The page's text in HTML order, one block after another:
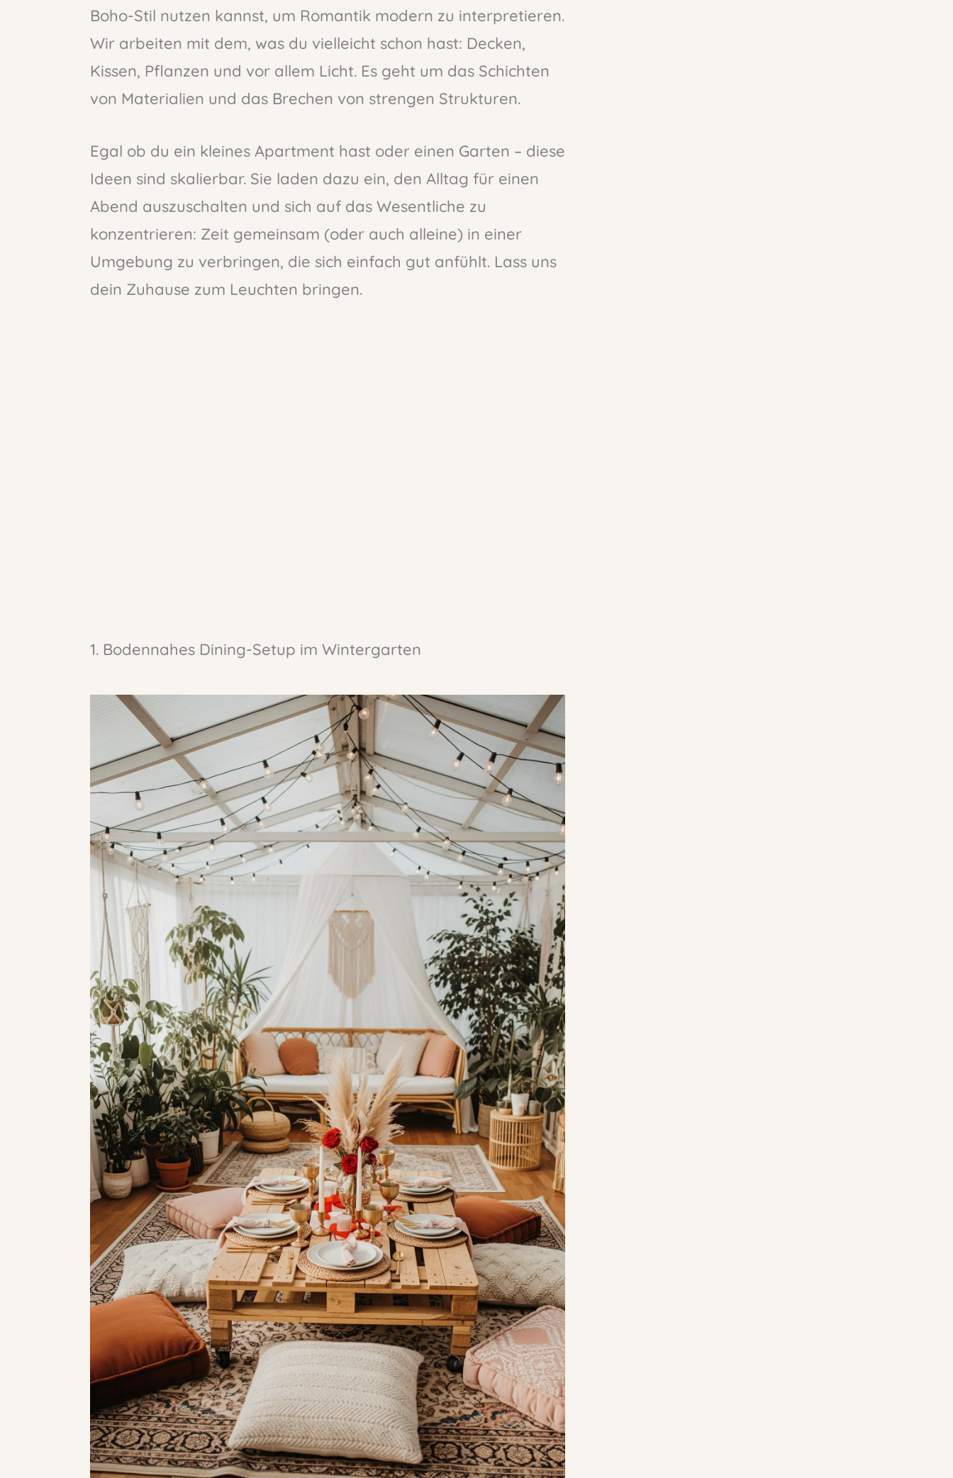
Boho-Stil nutzen kannst, um Romantik modern zu interpretieren.
Wir arbeiten mit dem, was du vielleicht schon hast: Decken,
Kissen, Pflanzen und vor allem Licht. Es geht um das Schichten
von Materialien und das Brechen von strengen Strukturen.
Egal ob du ein kleines Apartment hast oder einen Garten – diese
Ideen sind skalierbar. Sie laden dazu ein, den Alltag für einen
Abend auszuschalten und sich auf das Wesentliche zu
konzentrieren: Zeit gemeinsam (oder auch alleine) in einer
Umgebung zu verbringen, die sich einfach gut anfühlt. Lass uns
dein Zuhause zum Leuchten bringen.
1. Bodennahes Dining-Setup im Wintergarten